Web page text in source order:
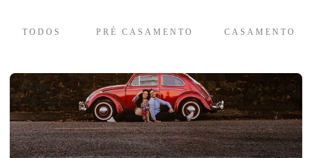
TODOS PRÉ CASAMENTO CASAMENTO